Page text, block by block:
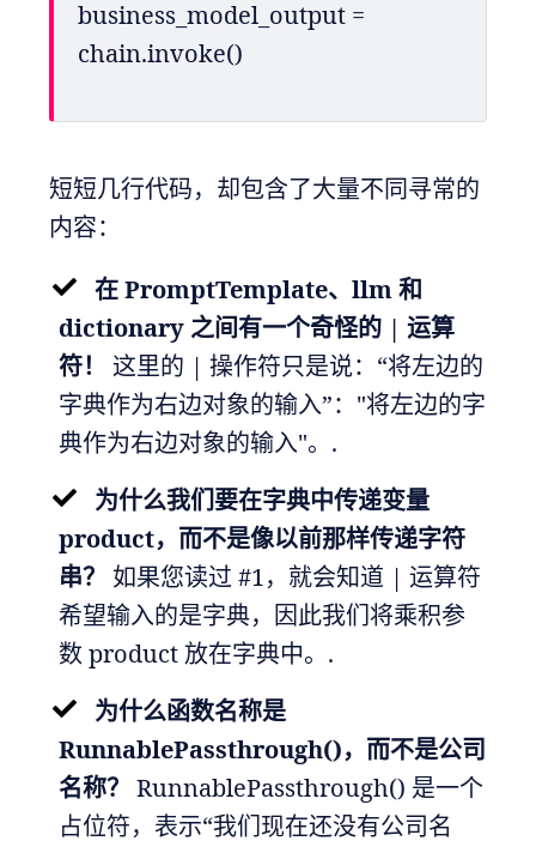
business_model_output =
chain.invoke()
短短几行代码，却包含了大量不同寻常的
内容：
在 PromptTemplate、llm 和
dictionary 之间有一个奇怪的 | 运算
符！
这里的 | 操作符只是说：“将左边的
字典作为右边对象的输入”："将左边的字
典作为右边对象的输入"。.
为什么我们要在字典中传递变量
product，而不是像以前那样传递字符
串？ 如果您读过 #1，就会知道 | 运算符
希望输入的是字典，因此我们将乘积参
数 product 放在字典中。.
为什么函数名称是
RunnablePassthrough()，而不是公司
名称？ RunnablePassthrough() 是一个
占位符，表示“我们现在还没有公司名